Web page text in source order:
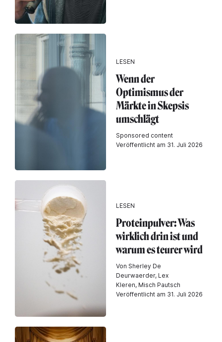
LESEN
Wenn der
Optimismus der
Märkte in Skepsis
umschlägt
Sponsored content
Veröffentlicht am 31. Juli 2026
LESEN
Proteinpulver: Was
wirklich drin ist und
warum es teurer wird
Von Sherley De
Deurwaerder, Lex
Kleren, Misch Pautsch
Veröffentlicht am 31. Juli 2026